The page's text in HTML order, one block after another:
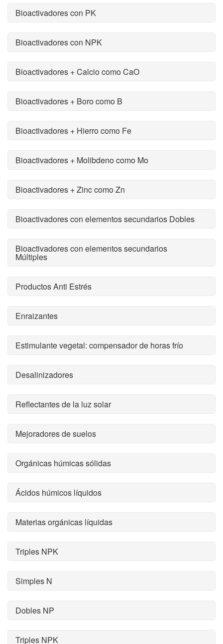
Bioactivadores con PK
Bioactivadores con NPK
Bioactivadores + Calcio como CaO
Bioactivadores + Boro como B
Bioactivadores + Hierro como Fe
Bioactivadores + Molibdeno como Mo
Bioactivadores + Zinc como Zn
Bioactivadores con elementos secundarios Dobles
Bioactivadores con elementos secundarios
Múltiples
Productos Anti Estrés
Enraizantes
Estimulante vegetal: compensador de horas frío
Desalinizadores
Reflectantes de la luz solar
Mejoradores de suelos
Orgánicas húmicas sólidas
Ácidos húmicos líquidos
Materias orgánicas líquidas
Triples NPK
Simples N
Dobles NP
Triples NPK